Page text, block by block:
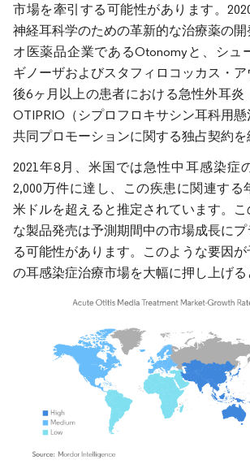
市場を牽引する可能性があります。
神経耳科学のための革新的な治療薬の開
オ医薬品企業であるOtonomyと、シュ
ギノーザおよびスタフィロコッカス・
後6ヶ月以上の患者における急性外耳炎
OTIPRIO（シプロフロキサシン耳科用
共同プロモーションに関する独占契約を
2021年8月、米国では急性中耳感染症
2,000万件に達し、この疾患に関連する
米ドルを超えると推定されています。こ
な製品発売は予測期間中の市場成長にプ
る可能性があります。このような要因
の耳感染症治療市場を大幅に押し上げる